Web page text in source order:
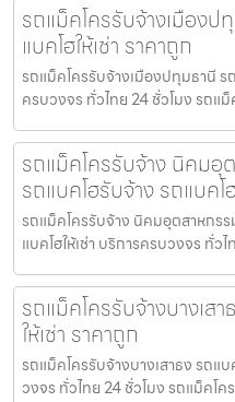
รถแม็คโครรับจ้างเมืองป
แบคโฮให้เช่า ราคาถูก
รถแม็คโครรับจ้างเมืองปทุมธานี ร
ครบวงจร ทั่วไทย 24 ชั่วโมง รถแ
รถแม็คโครรับจ้าง นิคมอุ
รถแบคโฮรับจ้าง รถแบคโ
รถแม็คโครรับจ้าง นิคมอุตสาหกร
แบคโฮให้เช่า บริการครบวงจร ทั่ว
รถแม็คโครรับจ้างบางเส
ให้เช่า ราคาถูก
รถแม็คโครรับจ้างบางเสาธง รถแ
วงจร ทั่วไทย 24 ชั่วโมง รถแม็คโค